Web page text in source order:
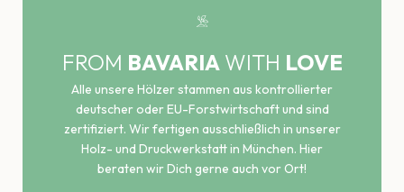
FROM BAVARIAWITH LOVE
Alle unsere Hölzer stammen aus kontrollierter
deutscher oder EU-Forstwirtschaft und sind
zertifiziert. Wir fertigen ausschließlich in unserer
Holz- und Druckwerkstatt in München. Hier
beraten wir Dich gerne auch vor Ort!